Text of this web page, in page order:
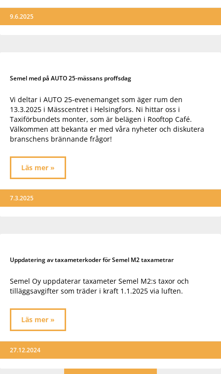
9.6.2025
Semel med på AUTO 25-mässans proffsdag
Vi deltar i AUTO 25-evenemanget som äger rum den
13.3.2025 i Mässcentret i Helsingfors. Ni hittar oss i
Taxiförbundets monter, som är belägen i Rooftop Café.
Välkommen att bekanta er med våra nyheter och diskutera
branschens brännande frågor!
Läs mer »
7.3.2025
Uppdatering av taxameterkoder för Semel M2 taxametrar
Semel Oy uppdaterar taxameter Semel M2:s taxor och
tilläggsavgifter som träder i kraft 1.1.2025 via luften.
Läs mer »
27.12.2024